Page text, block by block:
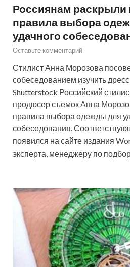
Россиянам раскрыли
правила выбора
удачного
Оставьте комментарий
Стилист Анна Морозова
собеседованием изучить
Shutterstock Российский
продюсер съемок Анна
правила выбора одежды для
собеседования.
появился на сайте издания
эксперта, менеджеру по